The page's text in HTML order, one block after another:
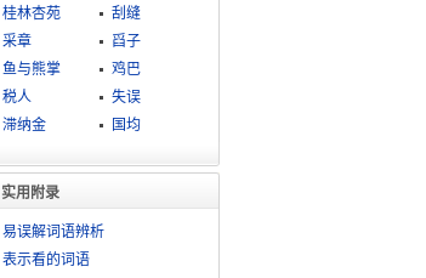
桂林杏苑
刮缝
采章
舀子
鱼与熊掌
鸡巴
税人
失误
滞纳金
国均
实用附录
易误解词语辨析
表示看的词语